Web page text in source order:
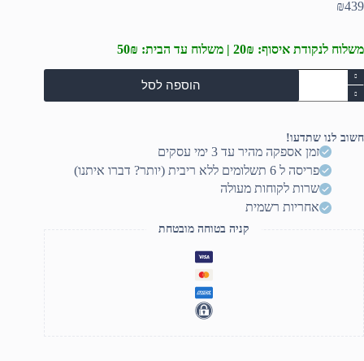
₪439
משלוח לנקודת איסוף: 20₪ | משלוח עד הבית: 50₪
כמות
של
מיקרופון
דגם
MC310
הוספה לסל
חשוב לנו שתדעו!
זמן אספקה מהיר עד 3 ימי עסקים
פריסה ל 6 תשלומים ללא ריבית (יותר? דברו איתנו)
שרות לקוחות מעולה
אחריות רשמית
קניה בטוחה מובטחת